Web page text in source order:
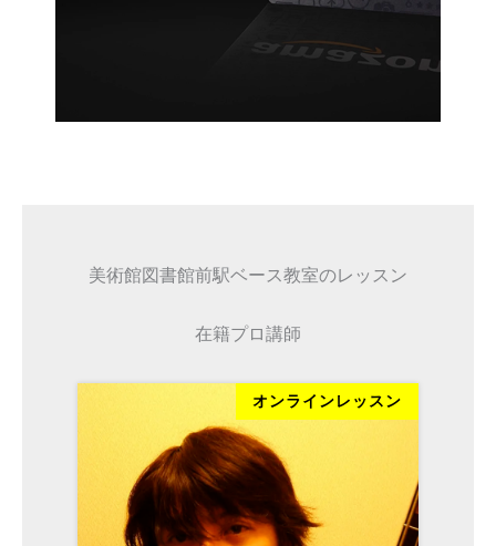
美術館図書館前駅ベース教室のレッスン
在籍プロ講師
オンラインレッスン